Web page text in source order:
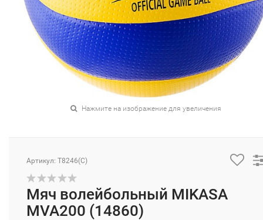
Нажмите на изображение для увеличения
Артикул: Т8246(C)
Мяч волейбольный MIKASA
MVA200 (14860)